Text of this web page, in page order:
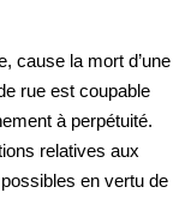
cause la mort d’une
rue est coupable
à perpétuité.
relatives aux
en vertu de